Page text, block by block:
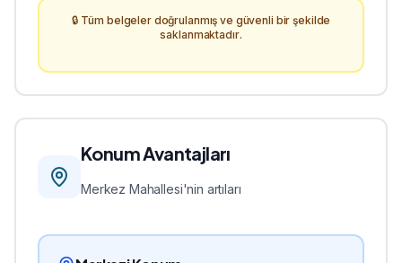
🔒 Tüm belgeler doğrulanmış ve güvenli bir şekilde
saklanmaktadır.
Konum Avantajları
Merkez Mahallesi'nin artıları